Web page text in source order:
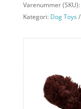
Varenummer (SKU):
Kategori: Dog Toys